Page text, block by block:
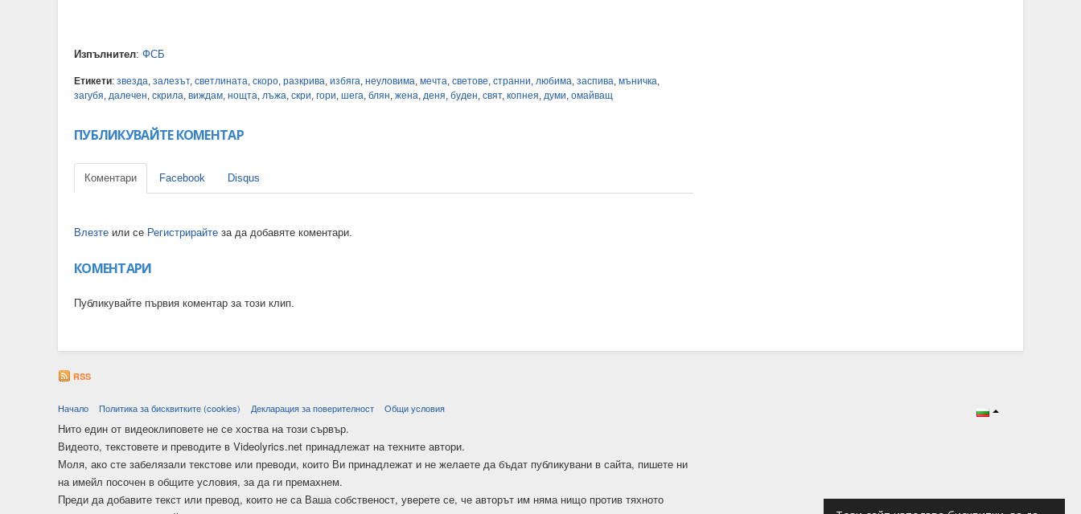
Изпълнител: ФСБ
Етикети: звезда залезът, светлината скоро разкрива избяга неуловима мечта светове странни любима заспива мъничка
загубя
далечен скрила виждам нощта лъжа скри гори шега блян жена деня буден свят, копнея думи омайващ
ПУБЛИКУВАЙТЕ КОМЕНТАР
Коментари Facebook Disqus
Влезте или се Регистрирайте за да добавяте коментари.
КОМЕНТАРИ
Публикувайте първия коментар за този клип.
RSS
Начало Политика за бисквитките (cookies) Декларация за поверителност Общи условия
Нито един от видеоклиповете не се хоства на този сървър.
Видеото, текстовете и преводите в Videolyrics.net принадлежат на техните автори.
Моля, ако сте забелязали текстове или преводи, които Ви принадлежат и не желаете да бъдат публикувани в сайта, пишете ни
на имейл посочен в общите условия, за да ги премахнем.
Преди да добавите текст или превод, които не са Ваша собственост, уверете се, че авторът им няма нищо против тяхното